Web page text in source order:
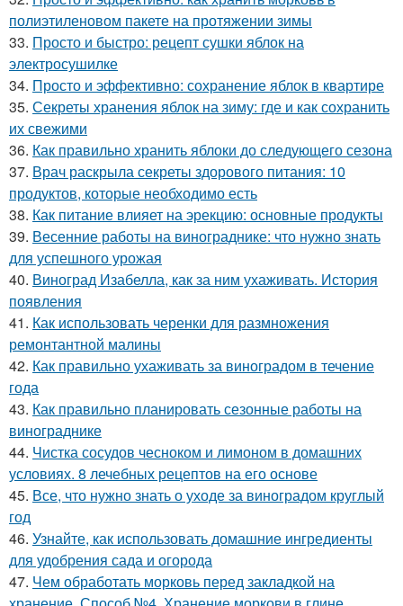
полиэтиленовом пакете на протяжении зимы
33. Просто и быстро: рецепт сушки яблок на
электросушилке
34. Просто и эффективно: сохранение яблок в квартире
35. Секреты хранения яблок на зиму: где и как сохранить
их свежими
36. Как правильно хранить яблоки до следующего сезона
37. Врач раскрыла секреты здорового питания: 10
продуктов, которые необходимо есть
38. Как питание влияет на эрекцию: основные продукты
39. Весенние работы на винограднике: что нужно знать
для успешного урожая
40. Виноград Изабелла, как за ним ухаживать. История
появления
41. Как использовать черенки для размножения
ремонтантной малины
42. Как правильно ухаживать за виноградом в течение
года
43. Как правильно планировать сезонные работы на
винограднике
44. Чистка сосудов чесноком и лимоном в домашних
условиях. 8 лечебных рецептов на его основе
45. Все, что нужно знать о уходе за виноградом круглый
год
46. Узнайте, как использовать домашние ингредиенты
для удобрения сада и огорода
47. Чем обработать морковь перед закладкой на